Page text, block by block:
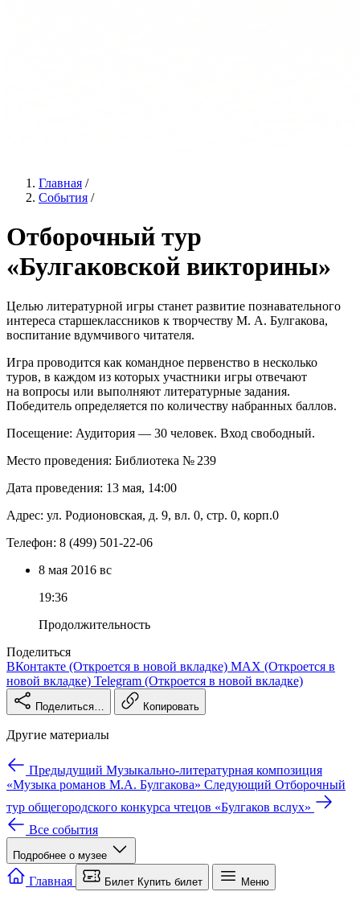
Главная /
События /
Отборочный тур
«Булгаковской викторины»
Целью литературной игры станет развитие познавательного
интереса старшеклассников к творчеству М. А. Булгакова,
воспитание вдумчивого читателя.
Игра проводится как командное первенство в несколько
туров, в каждом из которых участники игры отвечают
на вопросы или выполняют литературные задания.
Победитель определяется по количеству набранных баллов.
Посещение: Аудитория — 30 человек. Вход свободный.
Место проведения: Библиотека № 239
Дата проведения: 13 мая, 14:00
Адрес: ул. Родионовская, д. 9, вл. 0, стр. 0, корп.0
Телефон: 8 (499) 501-22-06
8 мая 2016 вс
19:36
Продолжительность
Поделиться
ВКонтакте (Откроется в новой вкладке) MAX (Откроется в
новой вкладке) Telegram (Откроется в новой вкладке)
Поделиться… Копировать
Другие материалы
Предыдущий Музыкально-литературная композиция
«Музыка романов М.А. Булгакова» Следующий Отборочный
тур общегородского конкурса чтецов «Булгаков вслух»
Все события
Подробнее о музее
Мы используем cookie для работы сайта и аналитики.